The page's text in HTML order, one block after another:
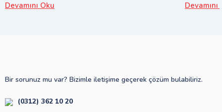
Devamını Oku Devamını
Bir sorunuz mu var? Bizimle iletişime geçerek çözüm bulabiliriz.
(0312) 362 10 20